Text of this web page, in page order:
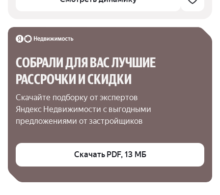
СОБРАЛИ ДЛЯ ВАС ЛУЧШИЕ
РАССРОЧКИ И СКИДКИ
Скачайте подборку от экспертов
Яндекс Недвижимости с выгодными
предложениями от застройщиков
Скачать PDF, 13 МБ